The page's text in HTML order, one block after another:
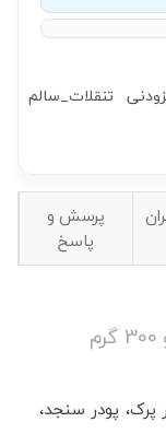
تنقلات_سالم
پرسش و
پاسخ
پرک، پودر سنجد،